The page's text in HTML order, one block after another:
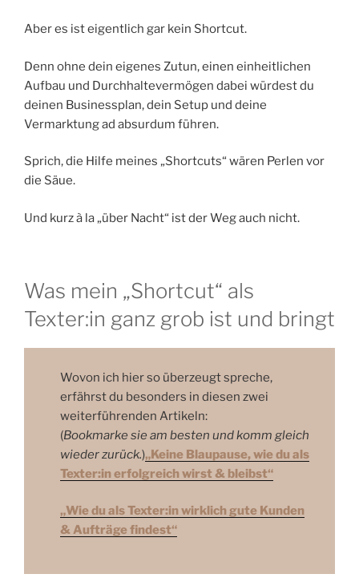
Aber es ist eigentlich gar kein Shortcut.
Denn ohne dein eigenes Zutun, einen einheitlichen
Aufbau und Durchhaltevermögen dabei würdest du
deinen Businessplan, dein Setup und deine
Vermarktung ad absurdum führen.
Sprich, die Hilfe meines „Shortcuts“ wären Perlen vor
die Säue.
Und kurz à la „über Nacht“ ist der Weg auch nicht.
Was mein „Shortcut“ als
Texter:in ganz grob ist und bringt
Wovon ich hier so überzeugt spreche,
erfährst du besonders in diesen zwei
weiterführenden Artikeln:
(Bookmarke sie am besten und komm gleich
wieder zurück.)„Keine Blaupause, wie du als
Texter:in erfolgreich wirst & bleibst“
„Wie du als Texter:in wirklich gute Kunden
& Aufträge findest“